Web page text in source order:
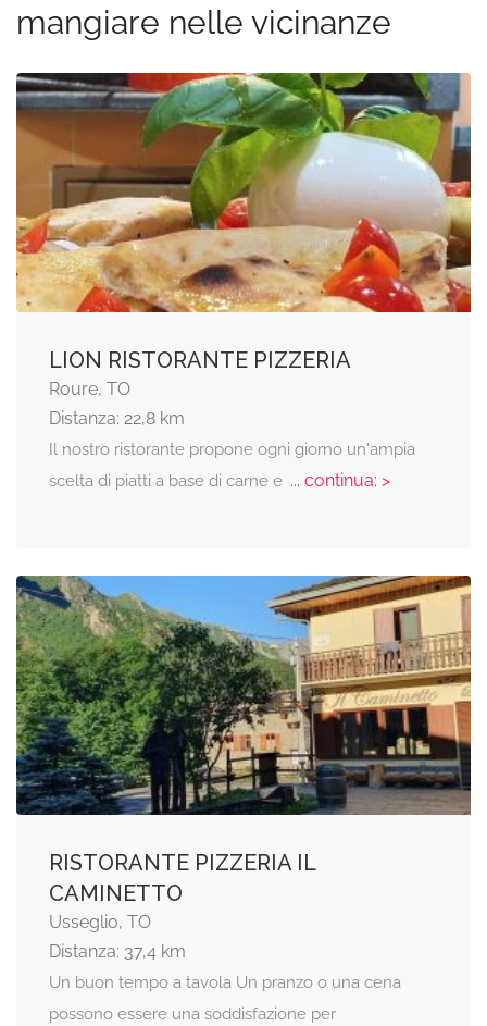
mangiare nelle vicinanze
LION RISTORANTE PIZZERIA
Roure, TO
Distanza: 22,8 km
Il nostro ristorante propone ogni giorno un'ampia
scelta di piatti a base di carne e... continua: >
RISTORANTE PIZZERIA IL
CAMINETTO
Usseglio, TO
Distanza: 37,4 km
Un buon tempo a tavola Un pranzo o una cena
possono essere una soddisfazione per